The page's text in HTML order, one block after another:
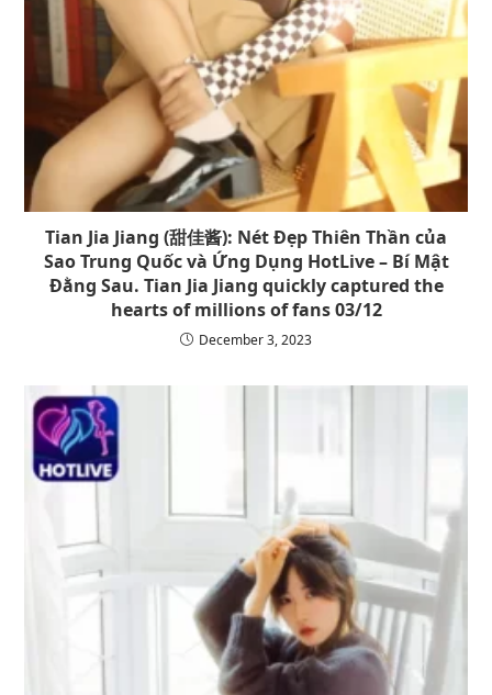
Tian Jia Jiang (甜佳酱): Nét Đẹp Thiên Thần của
Sao Trung Quốc và Ứng Dụng HotLive – Bí Mật
Đằng Sau. Tian Jia Jiang quickly captured the
hearts of millions of fans 03/12
December 3, 2023